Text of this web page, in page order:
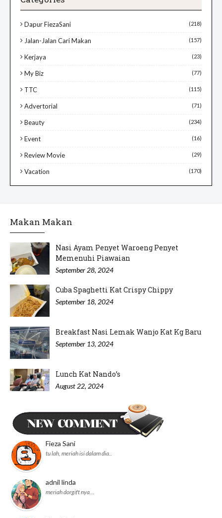
Dapur FiezaSani (218)
Jalan-Jalan Cari Makan (157)
Kerjaya (23)
My Biz (77)
TTC (115)
Advertorial (71)
Beauty (234)
Event (16)
Review Movie (29)
Vacation (170)
Makan Makan
Nasi Ayam Penyet Waroeng Penyet
Memenuhi Piawaian
September 28, 2024
Cuba Spaghetti Kat Crispy Chippy
September 18, 2024
Breakfast Nasi Lemak Wanjo Kat Kg Baru
September 13, 2024
Lunch Kat Nando’s
August 22, 2024
Minum Petang di Nyonya Cendol IOI
Puchong
Fieza Sani
tu lah, meriah isi dalam dia..
adnil linda
meriah dorgift nya...